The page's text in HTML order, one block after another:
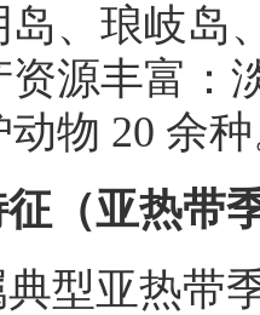
岛、琅岐岛
源丰富：
动物 20 余
（亚热带
型亚热带